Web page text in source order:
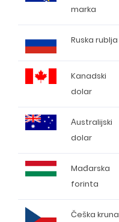
marka
Ruska rublja
Kanadski
dolar
Аustralijski
dolar
Mađarska
forinta
Češka kruna